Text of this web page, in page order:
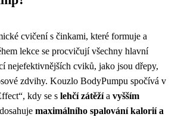
cvičení s činkami, které formuje a
lekce se procvičují všechny hlavní
nejefektivnějších cviků, jako jsou dřepy,
zdvihy. Kouzlo BodyPumpu spočívá v
kdy se s lehčí zátěžía vyšším
maximálního spalování kalorií a